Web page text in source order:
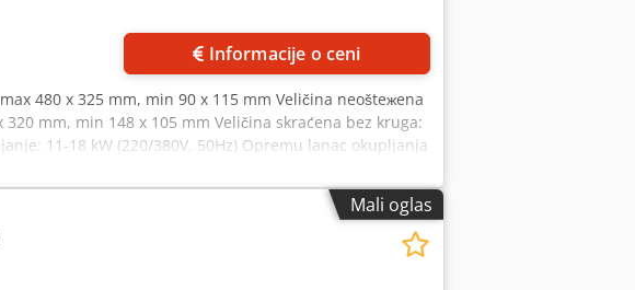
Informacije o ceni
480 x 325 mm, min 90 x 115 mm Veličina neošteжena
mm, min 148 x 105 mm Veličina skraćena bez kruga:
11-18 kW (220/380V, 50Hz) Opremu lanac okupljanja
Cover Folder Feeder 1529 jedinica za ušivanje •
D Ah Usfx Anmeha • 2 ušivene glave HK 75 Tri trimera
pribor • 1 skup priručnika operatera • 1set
D- Braunschweig • sledeći aerodrom: Nemačka-
Mali oglas